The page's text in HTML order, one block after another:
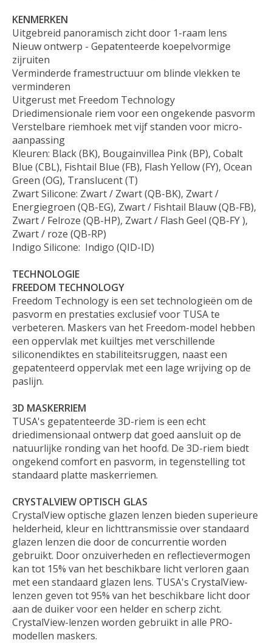
KENMERKEN
Uitgebreid panoramisch zicht door 1-raam lens
Nieuw ontwerp - Gepatenteerde koepelvormige
zijruiten
Verminderde framestructuur om blinde vlekken te
verminderen
Uitgerust met Freedom Technology
Driedimensionale riem voor een ongekende pasvorm
Verstelbare riemhoek met vijf standen voor micro-
aanpassing
Kleuren: Black (BK), Bougainvillea Pink (BP), Cobalt
Blue (CBL), Fishtail Blue (FB), Flash Yellow (FY), Ocean
Green (OG), Translucent (T)
Zwart Silicone: Zwart / Zwart (QB-BK), Zwart /
Energiegroen (QB-EG), Zwart / Fishtail Blauw (QB-FB),
Zwart / Felroze (QB-HP), Zwart / Flash Geel (QB-FY ),
Zwart / roze (QB-RP)
Indigo Silicone: Indigo (QID-ID)
TECHNOLOGIE
FREEDOM TECHNOLOGY
Freedom Technology is een set technologieën om de
pasvorm en prestaties exclusief voor TUSA te
verbeteren. Maskers van het Freedom-model hebben
een oppervlak met kuiltjes met verschillende
siliconendiktes en stabiliteitsruggen, naast een
gepatenteerd oppervlak met een lage wrijving op de
paslijn.
3D MASKERRIEM
TUSA's gepatenteerde 3D-riem is een echt
driedimensionaal ontwerp dat goed aansluit op de
natuurlijke ronding van het hoofd. De 3D-riem biedt
ongekend comfort en pasvorm, in tegenstelling tot
standaard platte maskerriemen.
CRYSTALVIEW OPTISCH GLAS
CrystalView optische glazen lenzen bieden superieure
helderheid, kleur en lichttransmissie over standaard
glazen lenzen die door de concurrentie worden
gebruikt. Door onzuiverheden en reflectievermogen
kan tot 15% van het beschikbare licht verloren gaan
met een standaard glazen lens. TUSA's CrystalView-
lenzen geven tot 95% van het beschikbare licht door
aan de duiker voor een helder en scherp zicht.
CrystalView-lenzen worden gebruikt in alle PRO-
modellen maskers.